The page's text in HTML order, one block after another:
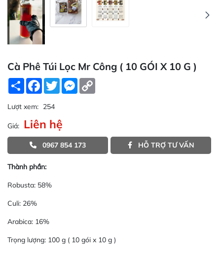
Cà Phê Túi Lọc Mr Công ( 10 GÓI X 10 G )
Share Facebook
TwitterMessenger
Lượt xem: 254
Giá: Liên hệ
0967 854 173 HỖ TRỢ TƯ VẤN
Thành phần:
Robusta: 58%
Culi: 26%
Arabica: 16%
Trọng lượng: 100 g ( 10 gói x 10 g )